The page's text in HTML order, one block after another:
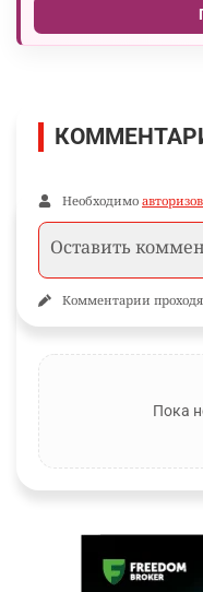
Необходимо
Комментарии
Пока